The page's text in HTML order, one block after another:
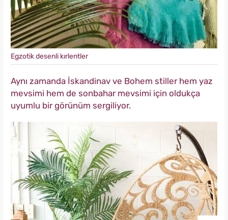
Egzotik desenli kırlentler
Aynı zamanda İskandinav ve Bohem stiller hem yaz
mevsimi hem de sonbahar mevsimi için oldukça
uyumlu bir görünüm sergiliyor.